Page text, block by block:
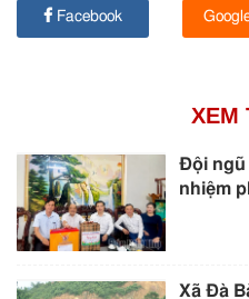
Facebook
XEM
Đội ngũ
nhiệm
Xã Đà